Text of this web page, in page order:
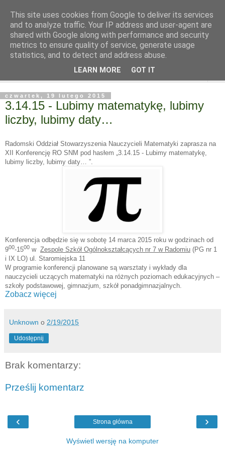
czwartek, 19 lutego 2015
3.14.15 - Lubimy matematykę, lubimy
liczby, lubimy daty…
Radomski Oddział Stowarzyszenia Nauczycieli Matematyki zaprasza na
XII Konferencję RO SNM pod hasłem „3.14.15 - Lubimy matematykę,
lubimy liczby, lubimy daty… ”.
Konferencja odbędzie się w sobotę 14 marca 2015 roku w godzinach od
900-1500 w Zespole Szkół Ogólnokształcących nr 7 w Radomiu (PG nr 1
i IX LO) ul. Staromiejska 11
W programie konferencji planowane są warsztaty i wykłady dla
nauczycieli uczących matematyki na różnych poziomach edukacyjnych –
szkoły podstawowej, gimnazjum, szkół ponadgimnazjalnych.
Zobacz więcej
Unknown o 2/19/2015
Udostępnij
Brak komentarzy:
Prześlij komentarz
‹ ›
Strona główna
Wyświetl wersję na komputer
This site uses cookies from Google to deliver its services
and to analyze traffic. Your IP address and user-agent are
shared with Google along with performance and security
metrics to ensure quality of service, generate usage
statistics, and to detect and address abuse.
LEARN MORE GOT IT